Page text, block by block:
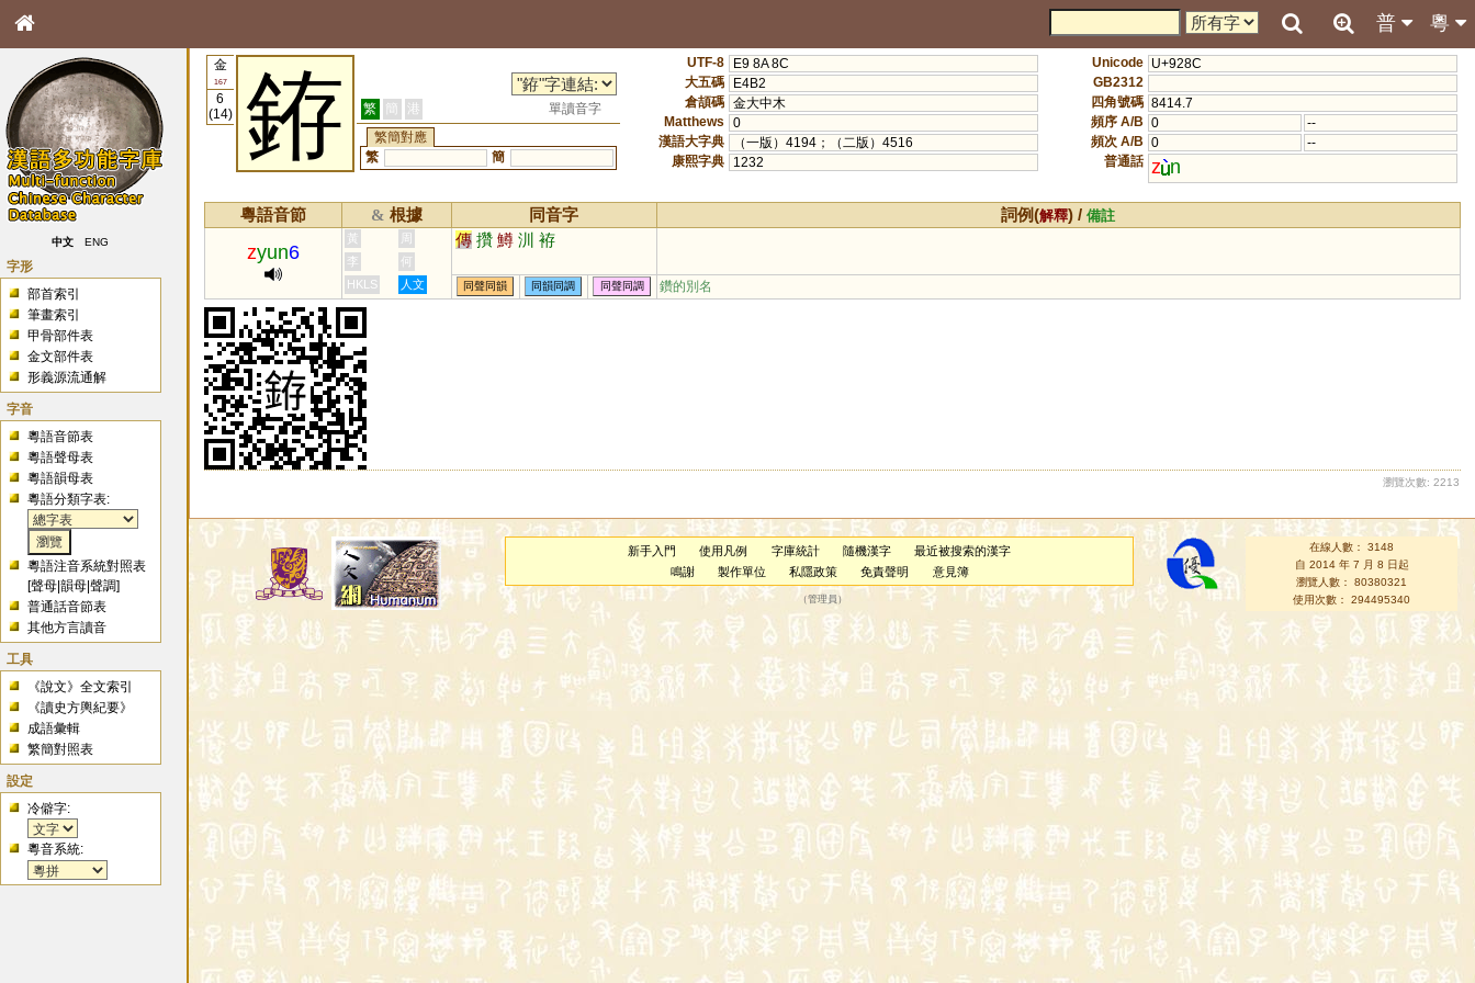
粵
普
中文 ENG
字形
部首索引
筆畫索引
甲骨部件表
金文部件表
形義源流通解
字音
粵語音節表
粵語聲母表
粵語韻母表
粵語分類字表:
粵語注音系統對照表
[聲母 |韻母 |聲調]
普通話音節表
其他方言讀音
工具
《說文》全文索引
《讀史方輿紀要》
成語彙輯
繁簡對照表
設定
冷僻字:
粵音系統:
金
167
6
(14)
銌 繁 簡 港
單讀音字
繁簡對應
繁
簡
UTF-8
E9 8A 8C
大五碼
E4B2
倉頡碼 金大中木
Matthews
0
漢語大字典
（一版）4194；（二版）4516
康熙字典
1232
Unicode U+928C
GB2312
四角號碼 8414.7
頻序 A/B 0
--
頻次 A/B 0
--
普通話 z n
粵語音節 & 根據 同音字 詞例(解釋) /備註
zyun6
黃 周 傳 攢 鱒 汌 袸
李
何
HKLS
人文 同聲同韻 同韻同調 同聲同調 鑽的別名
瀏覽次數: 2213
新手入門 使用凡例 字庫統計 隨機漢字
最近被搜索的漢字
鳴謝
製作單位 私隱政策 免責聲明 意見簿
（管理員 ）
在線人數： 3148
自 2014 年 7 月 8 日起
瀏覽人數： 80380321
使用次數： 294495340